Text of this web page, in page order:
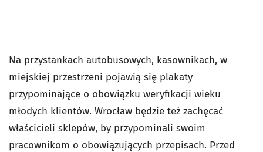
Na przystankach autobusowych, kasownikach, w
miejskiej przestrzeni pojawią się plakaty
przypominające o obowiązku weryfikacji wieku
młodych klientów. Wrocław będzie też zachęcać
właścicieli sklepów, by przypominali swoim
pracownikom o obowiązujących przepisach. Przed